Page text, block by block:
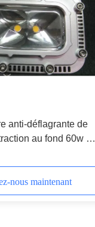
anti-déflagrante de
au fond 60w de
nous maintenant